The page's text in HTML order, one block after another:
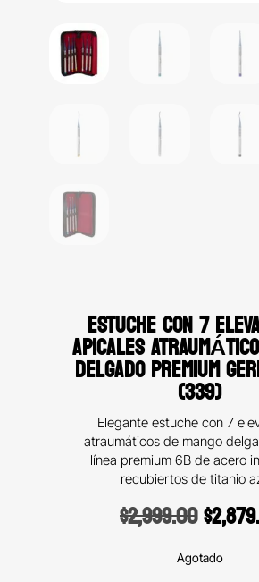
ESTUCHE CON 7
APICALES
DELGADO PREMIUM
(339)
Elegante estuche con 7
atraumáticos de mango
línea premium 6B de acero
recubiertos de titanio
$2,999.00
price
was:
$
Agotado